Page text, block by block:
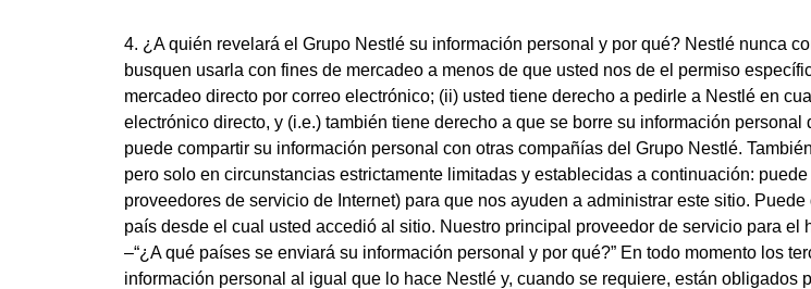
4. ¿A quién revelará el Grupo Nestlé su información personal y por qué? Nestlé nunca
busquen usarla con fines de mercadeo a menos de que usted nos de el permiso
mercadeo directo por correo electrónico; (ii) usted tiene derecho a pedirle a Nestlé en
electrónico directo, y (i.e.) también tiene derecho a que se borre su información
puede compartir su información personal con otras compañías del Grupo Nestlé.
pero solo en circunstancias estrictamente limitadas y establecidas a continuación:
proveedores de servicio de Internet) para que nos ayuden a administrar este sitio.
país desde el cual usted accedió al sitio. Nuestro principal proveedor de servicio para
–“¿A qué países se enviará su información personal y por qué?” En todo momento los
información personal al igual que lo hace Nestlé y, cuando se requiere, están